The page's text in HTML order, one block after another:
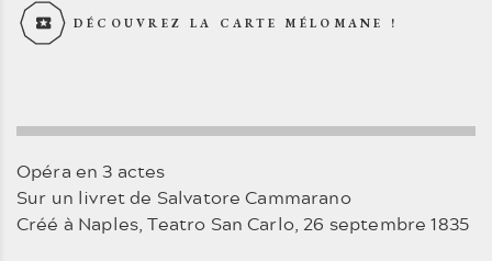
DÉCOUVREZ LA CARTE MÉLOMANE !
Opéra en 3 actes
Sur un livret de Salvatore Cammarano
Créé à Naples, Teatro San Carlo, 26 septembre 1835